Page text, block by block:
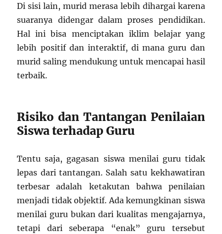
Di sisi lain, murid merasa lebih dihargai karena
suaranya didengar dalam proses pendidikan.
Hal ini bisa menciptakan iklim belajar yang
lebih positif dan interaktif, di mana guru dan
murid saling mendukung untuk mencapai hasil
terbaik.
Risiko dan Tantangan Penilaian
Siswa terhadap Guru
Tentu saja, gagasan siswa menilai guru tidak
lepas dari tantangan. Salah satu kekhawatiran
terbesar adalah ketakutan bahwa penilaian
menjadi tidak objektif. Ada kemungkinan siswa
menilai guru bukan dari kualitas mengajarnya,
tetapi dari seberapa “enak” guru tersebut